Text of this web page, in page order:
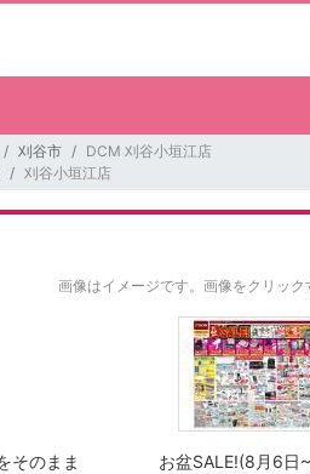
刈谷市
DCM 刈谷小垣江店
刈谷小垣江店
画像はイメージです。 画像をクリック
そのまま
お盆SALE!(8月6日